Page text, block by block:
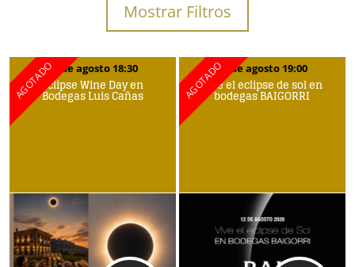
Mostrar Filtros
12 de agosto 18:30
Eclipse Wine Day en
Bodegas Luis Cañas
12 de agosto 19:00
Vive el eclipse de sol en
bodegas BAIGORRI